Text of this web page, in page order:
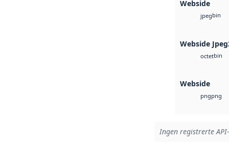
Webside
jpegbin
Webside
octetbin
Webside
pngpng
Ingen registrerte